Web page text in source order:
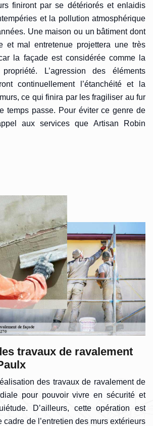
finiront par se détériorés et enlaidis
et la pollution atmosphérique
Une maison ou un bâtiment dont
et mal entretenue projettera une très
la façade est considérée comme la
L’agression des éléments
continuellement l’étanchéité et la
ce qui finira par les fragiliser au fur
temps passe. Pour éviter ce genre de
aux services que Artisan Robin
travaux de ravalement
des travaux de ravalement de
pour pouvoir vivre en sécurité et
D’ailleurs, cette opération est
cadre de l’entretien des murs extérieurs